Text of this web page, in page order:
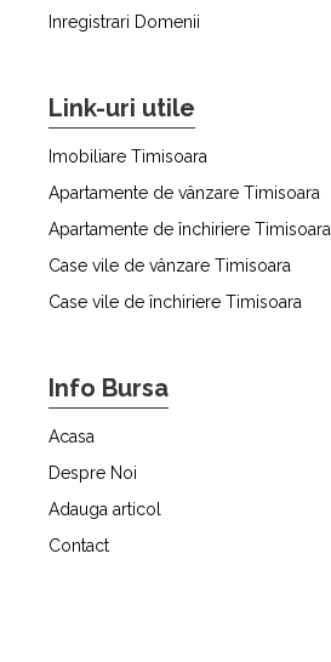
Inregistrari Domenii
Link-uri utile
Imobiliare Timisoara
Apartamente de vânzare Timisoara
Apartamente de închiriere Timisoara
Case vile de vânzare Timisoara
Case vile de închiriere Timisoara
Info Bursa
Acasa
Despre Noi
Adauga articol
Contact